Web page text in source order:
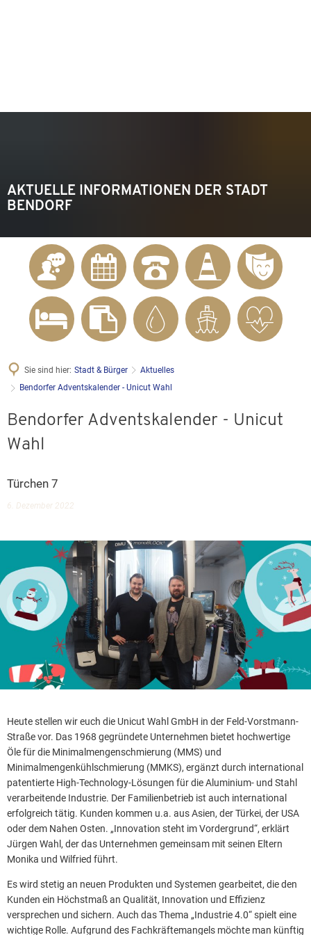
AKTUELLE INFORMATIONEN DER STADT
BENDORF
Sie sind hier: Stadt & Bürger
Aktuelles
Bendorfer Adventskalender - Unicut Wahl
Bendorfer Adventskalender - Unicut
Wahl
Türchen 7
6. Dezember 2022
Heute stellen wir euch die Unicut Wahl GmbH in der Feld-Vorstmann-
Straße vor. Das 1968 gegründete Unternehmen bietet hochwertige
Öle für die Minimalmengenschmierung (MMS) und
Minimalmengenkühlschmierung (MMKS), ergänzt durch international
patentierte High-Technology-Lösungen für die Aluminium- und Stahl
verarbeitende Industrie. Der Familienbetrieb ist auch international
erfolgreich tätig. Kunden kommen u.a. aus Asien, der Türkei, der USA
oder dem Nahen Osten. „Innovation steht im Vordergrund“, erklärt
Jürgen Wahl, der das Unternehmen gemeinsam mit seinen Eltern
Monika und Wilfried führt.
Es wird stetig an neuen Produkten und Systemen gearbeitet, die den
Kunden ein Höchstmaß an Qualität, Innovation und Effizienz
versprechen und sichern. Auch das Thema „Industrie 4.0“ spielt eine
wichtige Rolle. Aufgrund des Fachkräftemangels möchte man künftig